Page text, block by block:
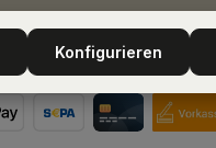
Konfigurieren